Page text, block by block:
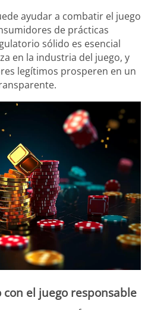
ayudar a combatir el juego
de prácticas
sólido es esencial
en la industria del juego, y
legítimos prosperen en un
el juego responsable